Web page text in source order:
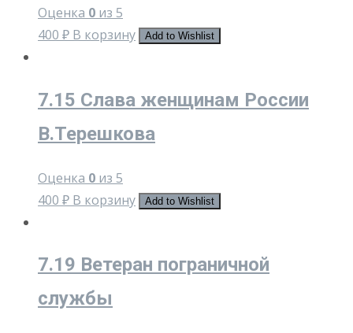
Оценка 0 из 5
400 ₽ В корзину Add to Wishlist
7.15 Слава женщинам России
В.Терешкова
Оценка 0 из 5
400 ₽ В корзину Add to Wishlist
7.19 Ветеран пограничной
службы